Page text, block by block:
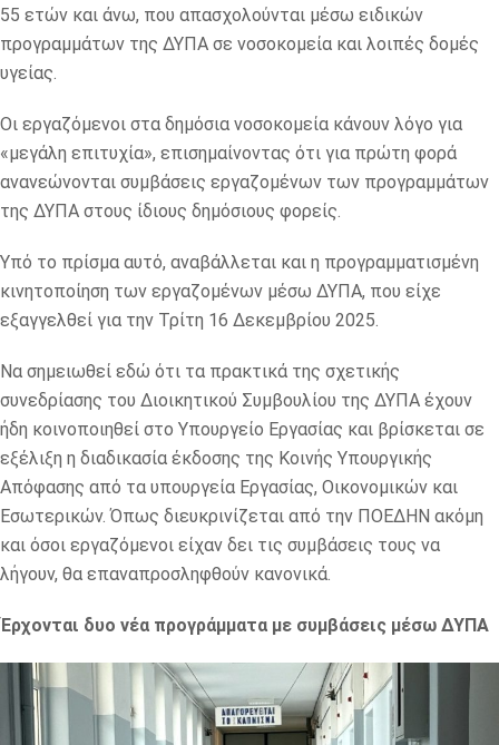
55 ετών και άνω, που απασχολούνται μέσω ειδικών
προγραμμάτων της ΔΥΠΑ σε νοσοκομεία και λοιπές δομές
υγείας.
Οι εργαζόμενοι στα δημόσια νοσοκομεία κάνουν λόγο για
«μεγάλη επιτυχία», επισημαίνοντας ότι για πρώτη φορά
ανανεώνονται συμβάσεις εργαζομένων των προγραμμάτων
της ΔΥΠΑ στους ίδιους δημόσιους φορείς.
Υπό το πρίσμα αυτό, αναβάλλεται και η προγραμματισμένη
κινητοποίηση των εργαζομένων μέσω ΔΥΠΑ, που είχε
εξαγγελθεί για την Τρίτη 16 Δεκεμβρίου 2025.
Να σημειωθεί εδώ ότι τα πρακτικά της σχετικής
συνεδρίασης του Διοικητικού Συμβουλίου της ΔΥΠΑ έχουν
ήδη κοινοποιηθεί στο Υπουργείο Εργασίας και βρίσκεται σε
εξέλιξη η διαδικασία έκδοσης της Κοινής Υπουργικής
Απόφασης από τα υπουργεία Εργασίας, Οικονομικών και
Εσωτερικών. Όπως διευκρινίζεται από την ΠΟΕΔΗΝ ακόμη
και όσοι εργαζόμενοι είχαν δει τις συμβάσεις τους να
λήγουν, θα επαναπροσληφθούν κανονικά.
Έρχονται δυο νέα προγράμματα με συμβάσεις μέσω ΔΥΠΑ